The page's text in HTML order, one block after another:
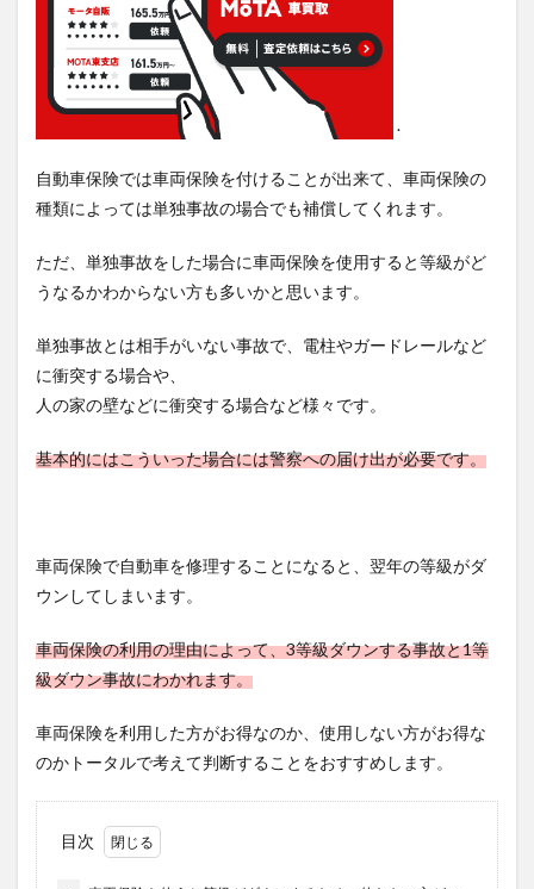
.
自動車保険では車両保険を付けることが出来て、車両保険の
種類によっては単独事故の場合でも補償してくれます。
ただ、単独事故をした場合に車両保険を使用すると等級がど
うなるかわからない方も多いかと思います。
単独事故とは相手がいない事故で、電柱やガードレールなど
に衝突する場合や、
人の家の壁などに衝突する場合など様々です。
基本的にはこういった場合には警察への届け出が必要です。
車両保険で自動車を修理することになると、翌年の等級がダ
ウンしてしまいます。
車両保険の利用の理由によって、3等級ダウンする事故と1等
級ダウン事故にわかれます。
車両保険を利用した方がお得なのか、使用しない方がお得な
のかトータルで考えて判断することをおすすめします。
目次